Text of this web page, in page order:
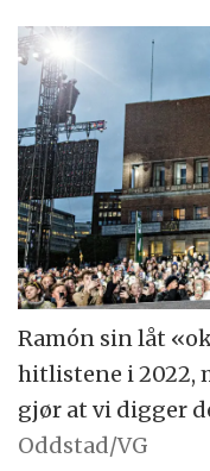
Ramón sin låt
hitlistene i 2022,
gjør at vi digger
Oddstad/VG